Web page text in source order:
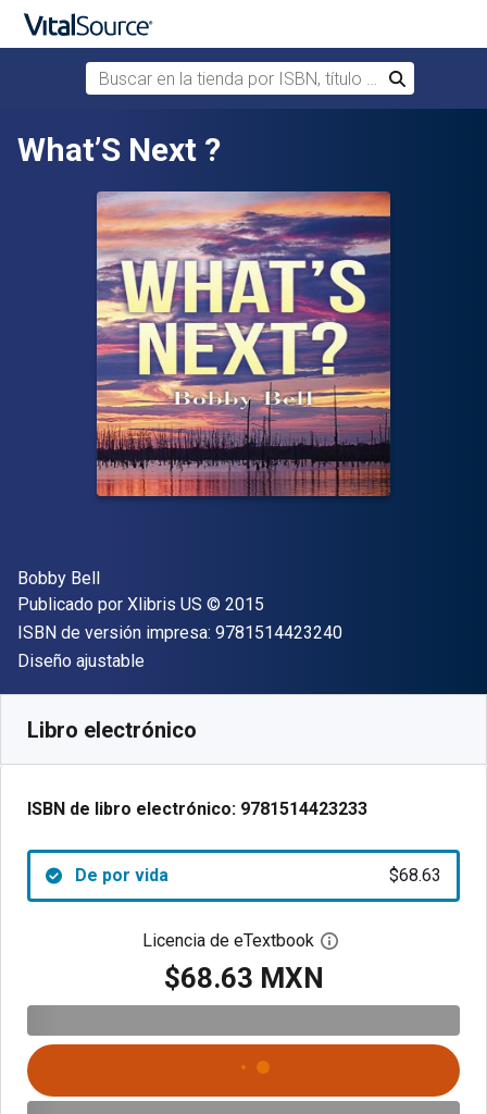
Saltar al contenido principal
Buscar en la tienda por ISBN, título o autor
Buscar
What’S Next ?
Autor(es)
Bobby Bell
Editor
Publicado por Xlibris US Copyright
© 2015
ISBN de versión impresa: 9781514423240"ISBN-13
Formato
Diseño ajustable
Libro electrónico
ISBN de libro electrónico: 9781514423233
De por vida $68.63
Licencia de eTextbook Abre el cuadro de
$68.63 MXN